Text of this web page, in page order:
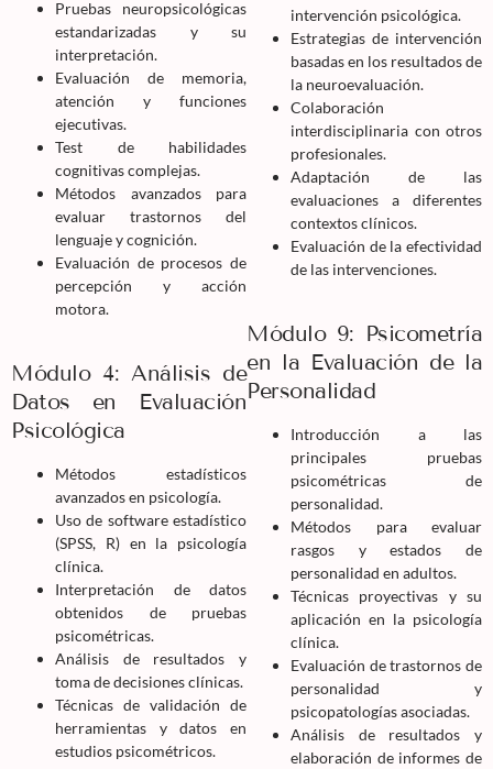
Pruebas neuropsicológicas
estandarizadas y su
interpretación.
Evaluación de memoria,
atención y funciones
ejecutivas.
Test de habilidades
cognitivas complejas.
Métodos avanzados para
evaluar trastornos del
lenguaje y cognición.
Evaluación de procesos de
percepción y acción
motora.
Módulo 4: Análisis de
Datos en Evaluación
Psicológica
Métodos estadísticos
avanzados en psicología.
Uso de software estadístico
(SPSS, R) en la psicología
clínica.
Interpretación de datos
obtenidos de pruebas
psicométricas.
Análisis de resultados y
toma de decisiones clínicas.
Técnicas de validación de
herramientas y datos en
estudios psicométricos.
intervención psicológica.
Estrategias de intervención
basadas en los resultados de
la neuroevaluación.
Colaboración
interdisciplinaria con otros
profesionales.
Adaptación de las
evaluaciones a diferentes
contextos clínicos.
Evaluación de la efectividad
de las intervenciones.
Módulo 9: Psicometría
en la Evaluación de la
Personalidad
Introducción a las
principales pruebas
psicométricas de
personalidad.
Métodos para evaluar
rasgos y estados de
personalidad en adultos.
Técnicas proyectivas y su
aplicación en la psicología
clínica.
Evaluación de trastornos de
personalidad y
psicopatologías asociadas.
Análisis de resultados y
elaboración de informes de